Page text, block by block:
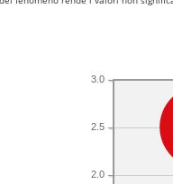
2.0
2.5
3.0